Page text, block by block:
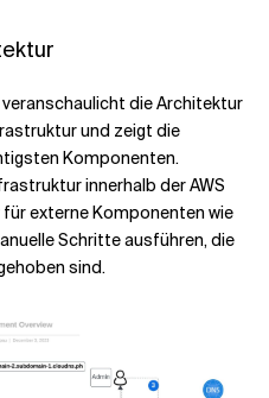
die Architektur
und zeigt die
Komponenten.
innerhalb der AWS
externe Komponenten wie
Schritte ausführen, die
sind.